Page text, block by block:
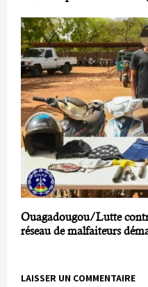
Ouagadougou/Lutte
réseau de malfaiteurs
LAISSER UN COMMENTAIRE